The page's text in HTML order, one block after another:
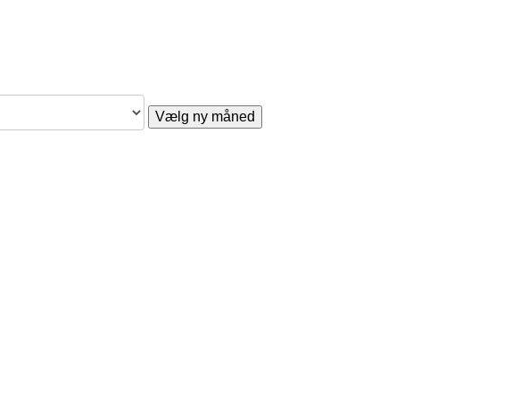
Vælg ny måned